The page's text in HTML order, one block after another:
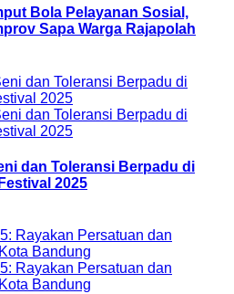
Bola Pelayanan Sosial,
Sapa Warga Rajapolah
dan Toleransi Berpadu di
2025